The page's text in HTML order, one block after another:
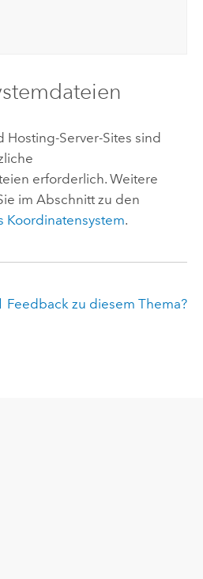
Server-Sites sind
erforderlich. Weitere
im Abschnitt zu den
Koordinatensystem.
Feedback zu diesem Thema?